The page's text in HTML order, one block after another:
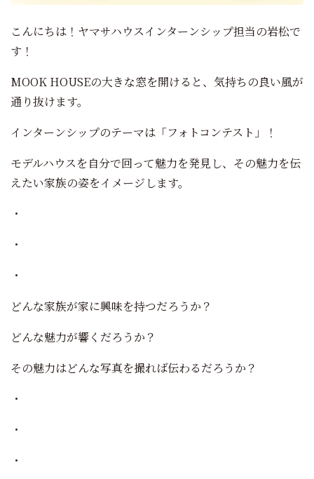
こんにちは！ヤマサハウスインターンシップ担当の岩松で
す！
MOOK HOUSEの大きな窓を開けると、気持ちの良い風が
通り抜けます。
インターンシップのテーマは「フォトコンテスト」！
モデルハウスを自分で回って魅力を発見し、その魅力を伝
えたい家族の姿をイメージします。
・
・
・
どんな家族が家に興味を持つだろうか？
どんな魅力が響くだろうか？
その魅力はどんな写真を撮れば伝わるだろうか？
・
・
・